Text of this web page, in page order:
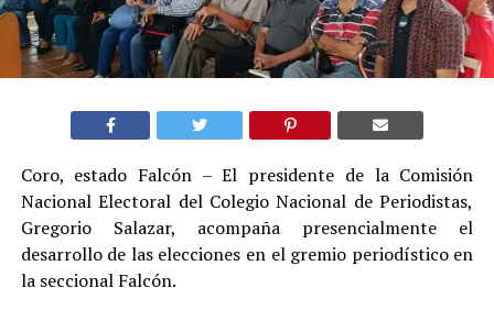
Coro, estado Falcón – El presidente de la Comisión
Nacional Electoral del Colegio Nacional de Periodistas,
Gregorio Salazar, acompaña presencialmente el
desarrollo de las elecciones en el gremio periodístico en
la seccional Falcón.